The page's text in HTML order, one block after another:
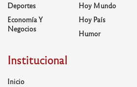
Deportes
Economía Y
Negocios
Hoy Mundo
Hoy País
Humor
Institucional
Inicio